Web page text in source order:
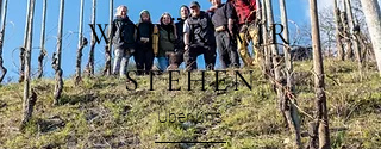
WOFÜR WIR
STEHEN
Über uns